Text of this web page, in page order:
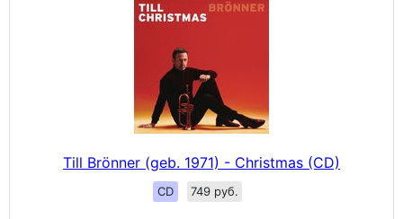
Till Brönner (geb. 1971) - Christmas (CD)
CD 749 руб.